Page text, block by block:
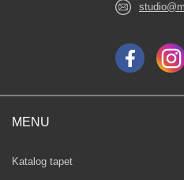
MENU
Katalog tapet